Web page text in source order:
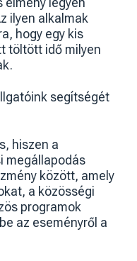
ilyen alkalmak
hogy egy kis
töltött idő milyen
segítségét
hiszen a
megállapodás
között, amely
a közösségi
programok
az eseményről a